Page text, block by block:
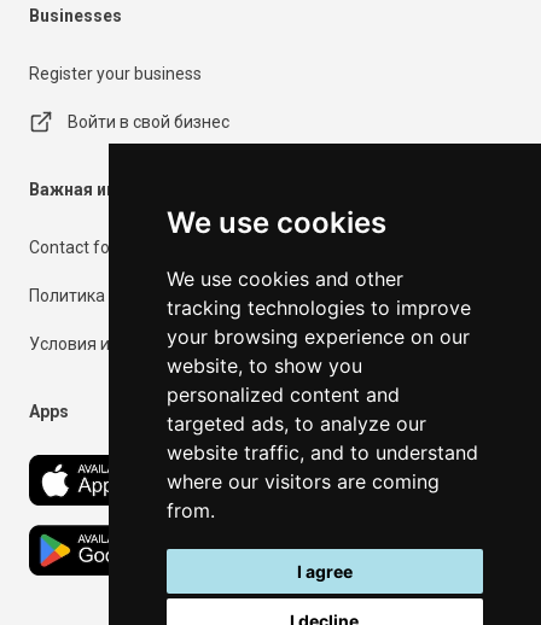
We use cookies
We use cookies and other
tracking technologies to improve
your browsing experience on our
website, to show you
personalized content and
targeted ads, to analyze our
website traffic, and to understand
where our visitors are coming
from.
I agree
I decline
Businesses
Register your business
Войти в свой бизнес
Важная информация
Contact form
Политика конфиденциальности
Условия использования
Apps